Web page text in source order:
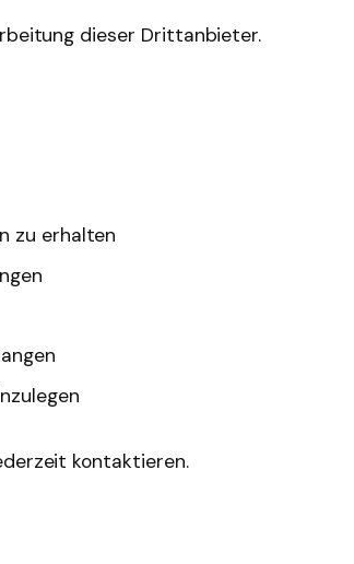
dieser Drittanbieter.
zu erhalten
kontaktieren.